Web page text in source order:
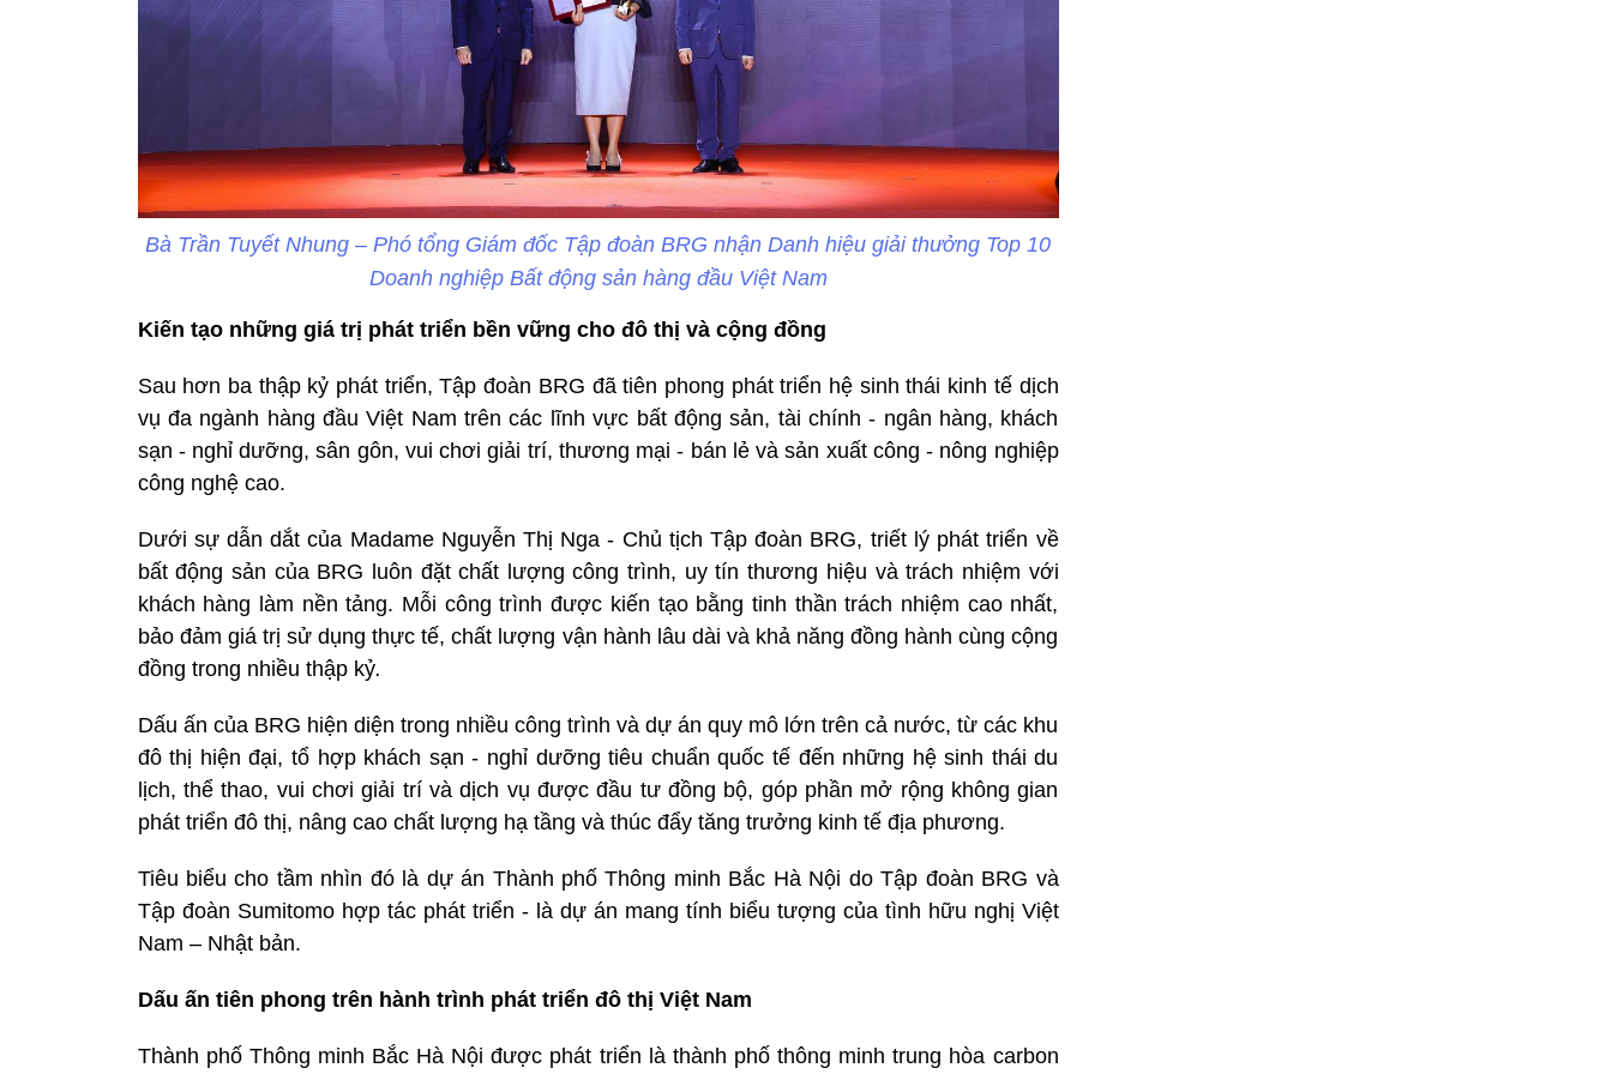
Bà Trần Tuyết Nhung – Phó tổng Giám đốc Tập đoàn BRG nhận Danh hiệu giải thưởng Top 10
Doanh nghiệp Bất động sản hàng đầu Việt Nam
Kiến tạo những giá trị phát triển bền vững cho đô thị và cộng đồng
Sau hơn ba thập kỷ phát triển, Tập đoàn BRG đã tiên phong phát triển hệ sinh thái kinh tế dịch
vụ đa ngành hàng đầu Việt Nam trên các lĩnh vực bất động sản, tài chính - ngân hàng, khách
sạn - nghỉ dưỡng, sân gôn, vui chơi giải trí, thương mại - bán lẻ và sản xuất công - nông nghiệp
công nghệ cao.
Dưới sự dẫn dắt của Madame Nguyễn Thị Nga - Chủ tịch Tập đoàn BRG, triết lý phát triển về
bất động sản của BRG luôn đặt chất lượng công trình, uy tín thương hiệu và trách nhiệm với
khách hàng làm nền tảng. Mỗi công trình được kiến tạo bằng tinh thần trách nhiệm cao nhất,
bảo đảm giá trị sử dụng thực tế, chất lượng vận hành lâu dài và khả năng đồng hành cùng cộng
đồng trong nhiều thập kỷ.
Dấu ấn của BRG hiện diện trong nhiều công trình và dự án quy mô lớn trên cả nước, từ các khu
đô thị hiện đại, tổ hợp khách sạn - nghỉ dưỡng tiêu chuẩn quốc tế đến những hệ sinh thái du
lịch, thể thao, vui chơi giải trí và dịch vụ được đầu tư đồng bộ, góp phần mở rộng không gian
phát triển đô thị, nâng cao chất lượng hạ tầng và thúc đẩy tăng trưởng kinh tế địa phương.
Tiêu biểu cho tầm nhìn đó là dự án Thành phố Thông minh Bắc Hà Nội do Tập đoàn BRG và
Tập đoàn Sumitomo hợp tác phát triển - là dự án mang tính biểu tượng của tình hữu nghị Việt
Nam – Nhật bản.
Dấu ấn tiên phong trên hành trình phát triển đô thị Việt Nam
Thành phố Thông minh Bắc Hà Nội được phát triển là thành phố thông minh trung hòa carbon